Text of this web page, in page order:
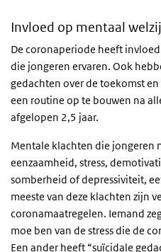
Invloed op mentaal
De coronaperiode heeft
die jongeren ervaren. Ook
gedachten over de toekomst
een routine op te bouwen na
afgelopen 2,5 jaar.
Mentale klachten die jongeren
eenzaamheid, stress,
somberheid of depressiviteit,
meeste van deze klachten zijn
coronamaatregelen. Iemand
moe ben van de stress die de
Een ander heeft “suïcidale